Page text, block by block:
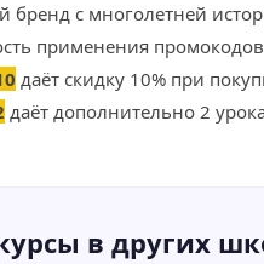
бренд с многолетней
применения
даёт скидку 10% при
даёт дополнительно 2
в других